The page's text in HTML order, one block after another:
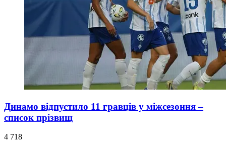
Динамо відпустило 11 гравців у міжсезоння –
список прізвищ
4 718